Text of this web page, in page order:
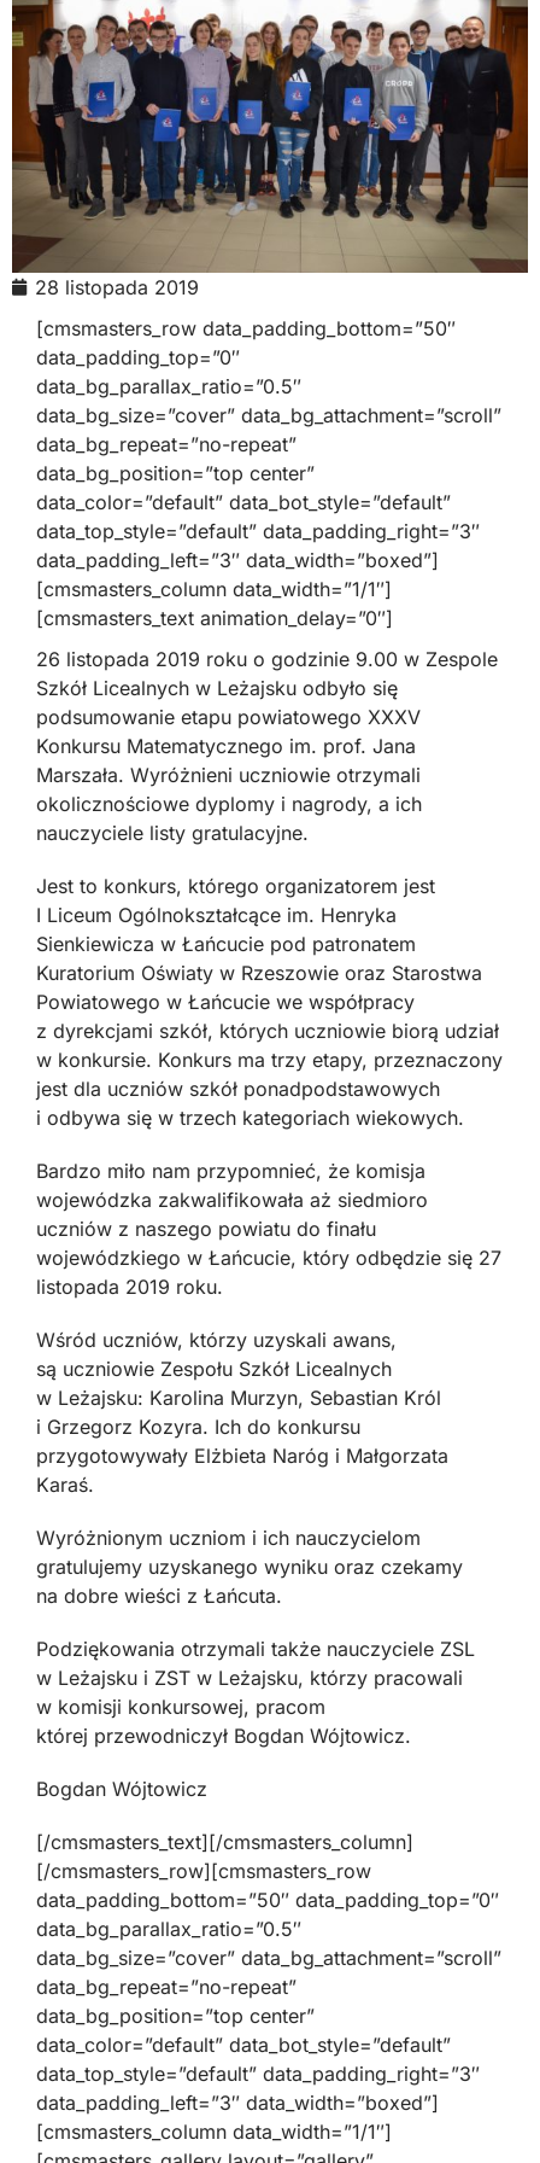
28 listopada 2019
[cmsmasters_row data_padding_bottom=”50″
data_padding_top=”0″
data_bg_parallax_ratio=”0.5″
data_bg_size=”cover” data_bg_attachment=”scroll”
data_bg_repeat=”no-repeat”
data_bg_position=”top center”
data_color=”default” data_bot_style=”default”
data_top_style=”default” data_padding_right=”3″
data_padding_left=”3″ data_width=”boxed”]
[cmsmasters_column data_width=”1/1″]
[cmsmasters_text animation_delay=”0″]
26 listopada 2019 roku o godzinie 9.00 w Zespole
Szkół Licealnych w Leżajsku odbyło się
podsumowanie etapu powiatowego XXXV
Konkursu Matematycznego im. prof. Jana
Marszała. Wyróżnieni uczniowie otrzymali
okolicznościowe dyplomy i nagrody, a ich
nauczyciele listy gratulacyjne.
Jest to konkurs, którego organizatorem jest
I Liceum Ogólnokształcące im. Henryka
Sienkiewicza w Łańcucie pod patronatem
Kuratorium Oświaty w Rzeszowie oraz Starostwa
Powiatowego w Łańcucie we współpracy
z dyrekcjami szkół, których uczniowie biorą udział
w konkursie. Konkurs ma trzy etapy, przeznaczony
jest dla uczniów szkół ponadpodstawowych
i odbywa się w trzech kategoriach wiekowych.
Bardzo miło nam przypomnieć, że komisja
wojewódzka zakwalifikowała aż siedmioro
uczniów z naszego powiatu do finału
wojewódzkiego w Łańcucie, który odbędzie się 27
listopada 2019 roku.
Wśród uczniów, którzy uzyskali awans,
są uczniowie Zespołu Szkół Licealnych
w Leżajsku: Karolina Murzyn, Sebastian Król
i Grzegorz Kozyra. Ich do konkursu
przygotowywały Elżbieta Naróg i Małgorzata
Karaś.
Wyróżnionym uczniom i ich nauczycielom
gratulujemy uzyskanego wyniku oraz czekamy
na dobre wieści z Łańcuta.
Podziękowania otrzymali także nauczyciele ZSL
w Leżajsku i ZST w Leżajsku, którzy pracowali
w komisji konkursowej, pracom
której przewodniczył Bogdan Wójtowicz.
Bogdan Wójtowicz
[/cmsmasters_text][/cmsmasters_column]
[/cmsmasters_row][cmsmasters_row
data_padding_bottom=”50″ data_padding_top=”0″
data_bg_parallax_ratio=”0.5″
data_bg_size=”cover” data_bg_attachment=”scroll”
data_bg_repeat=”no-repeat”
data_bg_position=”top center”
data_color=”default” data_bot_style=”default”
data_top_style=”default” data_padding_right=”3″
data_padding_left=”3″ data_width=”boxed”]
[cmsmasters_column data_width=”1/1″]